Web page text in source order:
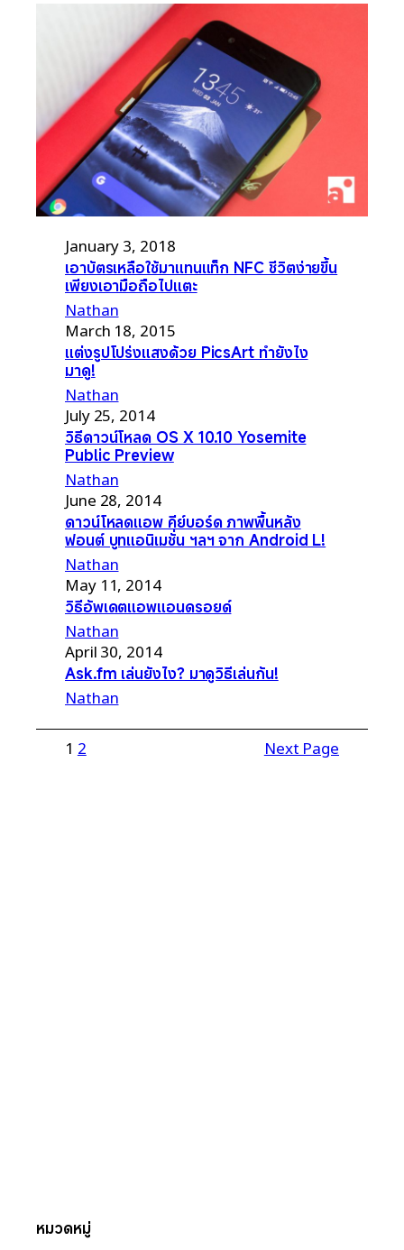
January 3, 2018
เอาบัตรเหลือใช้มาแทนแท็ก NFC ชีวิตง่ายขึ้น
เพียงเอามือถือไปแตะ
Nathan
March 18, 2015
แต่งรูปโปร่งแสงด้วย PicsArt ทำยังไง
มาดู!
Nathan
July 25, 2014
วิธีดาวน์โหลด OS X 10.10 Yosemite
Public Preview
Nathan
June 28, 2014
ดาวน์โหลดแอพ คีย์บอร์ด ภาพพื้นหลัง
ฟอนต์ บูทแอนิเมชั่น ฯลฯ จาก Android L!
Nathan
May 11, 2014
วิธีอัพเดตแอพแอนดรอยด์
Nathan
April 30, 2014
Ask.fm เล่นยังไง? มาดูวิธีเล่นกัน!
Nathan
1 2 Next Page
หมวดหมู่